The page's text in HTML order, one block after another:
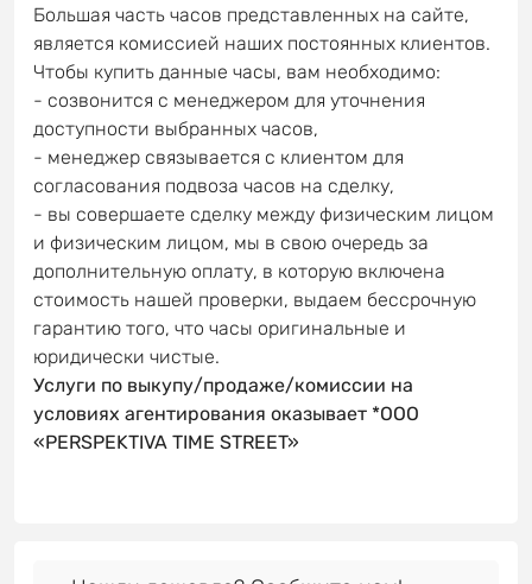
Большая часть часов представленных на сайте,
является комиссией наших постоянных клиентов.
Чтобы купить данные часы, вам необходимо:
- созвонится с менеджером для уточнения
доступности выбранных часов,
- менеджер связывается с клиентом для
согласования подвоза часов на сделку,
- вы совершаете сделку между физическим лицом
и физическим лицом, мы в свою очередь за
дополнительную оплату, в которую включена
стоимость нашей проверки, выдаем бессрочную
гарантию того, что часы оригинальные и
юридически чистые.
Услуги по выкупу/продаже/комиссии на
условиях агентирования оказывает *OOO
«PERSPEKTIVA TIME STREET»